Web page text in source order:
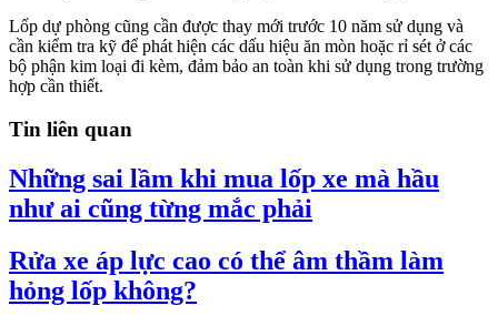
Lốp dự phòng cũng cần được thay mới trước 10 năm sử dụng và
cần kiểm tra kỹ để phát hiện các dấu hiệu ăn mòn hoặc rỉ sét ở các
bộ phận kim loại đi kèm, đảm bảo an toàn khi sử dụng trong trường
hợp cần thiết.
Tin liên quan
Những sai lầm khi mua lốp xe mà hầu
như ai cũng từng mắc phải
Rửa xe áp lực cao có thể âm thầm làm
hỏng lốp không?